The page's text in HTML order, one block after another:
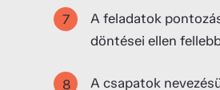
A feladatok
döntései ellen
A csapatok